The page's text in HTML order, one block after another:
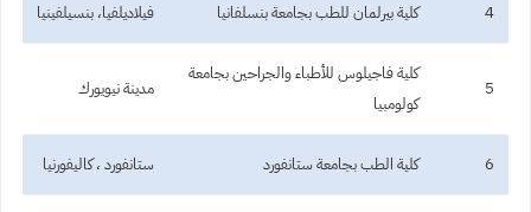
4 كلية بيرلمان للطب بجامعة بنسلفانيا فيلاديلفيا، بنسيلفينيا
5
كلية فاجيلوس للأطباء والجراحين بجامعة
كولومبيا
مدينة نيويورك
6 كلية الطب بجامعة ستانفورد ستانفورد ، كاليفورنيا